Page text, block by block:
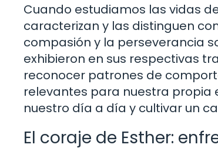
Cuando estudiamos las vidas
caracterizan y las distinguen
compasión y la perseverancia
exhibieron en sus respectivas
reconocer patrones de
relevantes para nuestra propia
nuestro día a día y cultivar un
El coraje de Esther: